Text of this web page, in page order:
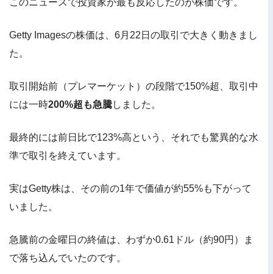
このニュースで投資家が最も反応したのが株価です。
Getty Imagesの株価は、6月22日の取引で大きく動きまし
た。
取引開始前（プレマーケット）の段階で150%超、取引中
には一時200%超も急騰しました。
最終的には前日比で123%高という、それでも驚異的な水
準で取引を終えています。
実はGetty株は、その前の1年で価値が約55%も下がって
いました。
急騰前の金曜日の終値は、わずか0.61ドル（約90円）ま
で落ち込んでいたのです。